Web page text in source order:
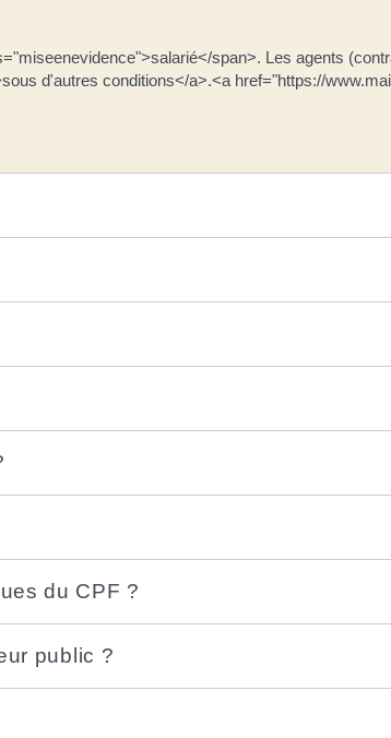
span>. Les agents
d'autres conditions</a>.<a href="https://
du CPF ?
public ?